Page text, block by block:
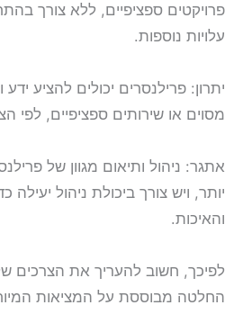
פרויקטים ספציפיים, ללא צורך
עלויות נוספות.
יתרון: פרילנסרים יכולים להציע
מסוים או שירותים ספציפיים, לפי
אתגר: ניהול ותיאום מגוון של
יותר, ויש צורך ביכולת ניהול
והאיכות.
לפיכך, חשוב להעריך את הצרכים
החלטה מבוססת על המציאות